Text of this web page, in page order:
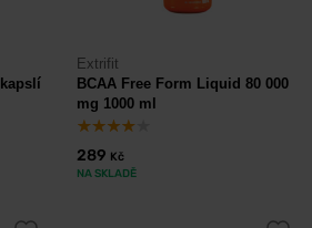
Extrifit
BCAA Free Form Liquid 80 000
mg 1000 ml
289 Kč
NA SKLADĚ